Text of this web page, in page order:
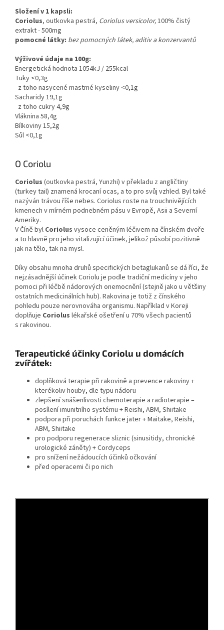
uvádění informací o účincích
doplňků stravy. Volně dostupné
zdroje informací o houbách
a bylinách (herbáře apod.), jež si
nejsou.
Složení v 1 kapsli:
Coriolus, outkovka pestrá, Coriolus versicolor,100% čistý
extrakt - 500mg
pomocné látky: bez pomocných látek, aditiv a konzervantů
Výživové údaje na 100g:
Energetická hodnota 1054kJ / 255kcal
Tuky <0,3g
z toho nasycené mastmé kyseliny <0,1g
Sacharidy 19,1g
z toho cukry 4,9g
Vláknina 58,4g
Bílkoviny 15,2g
Sůl <0,1g
O Coriolu
Coriolus (outkovka pestrá, Yunzhi) v překladu z angličtiny
(turkey tail) znamená krocaní ocas, a to pro svůj vzhled. Byl také
nazýván trávou říše nebes. Coriolus roste na trouchnivějících
kmenech v mírném podnebném pásu v Evropě, Asii a Severní
Ameriky.
V Číně byl Coriolus vysoce ceněným léčivem na čínském dvoře
a to hlavně pro jeho vitalizující účinek, jelikož působí pozitivně
jak na tělo, tak na mysl.
Díky obsahu mnoha druhů specifických betaglukanů se dá říci, že
nejzásadnější účinek Coriolu je podle tradiční medicíny v jeho
pomoci při léčbě nádorových onemocnění (stejně jako u většiny
ostatních medicinálních hub). Rakovina je totiž z čínského
pohledu pouze nerovnováha organismu. Například v Koreji
doplňuje Coriolus lékařské ošetření u 70% všech pacientů
s rakovinou.
Terapeutické účinky Coriolu u domácích
zvířátek:
doplňková terapie při rakovině a prevence rakoviny +
kterékoliv houby, dle typu nádoru
zlepšení snášenlivosti chemoterapie a radioterapie –
posílení imunitního systému + Reishi, ABM, Shiitake
podpora při poruchách funkce jater + Maitake, Reishi,
ABM, Shiitake
pro podporu regenerace sliznic (sinusitidy, chronické
urologické záněty) + Cordyceps
pro snížení nežádoucích účinků očkování
před operacemi či po nich